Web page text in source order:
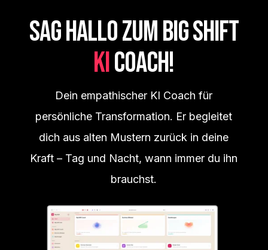
SAGHALLOZUM BIG SHIFT
KICOACH!
Dein empathischer KI Coach für
persönliche Transformation. Er begleitet
dich aus alten Mustern zurück in deine
Kraft – Tag und Nacht, wann immer du ihn
brauchst.